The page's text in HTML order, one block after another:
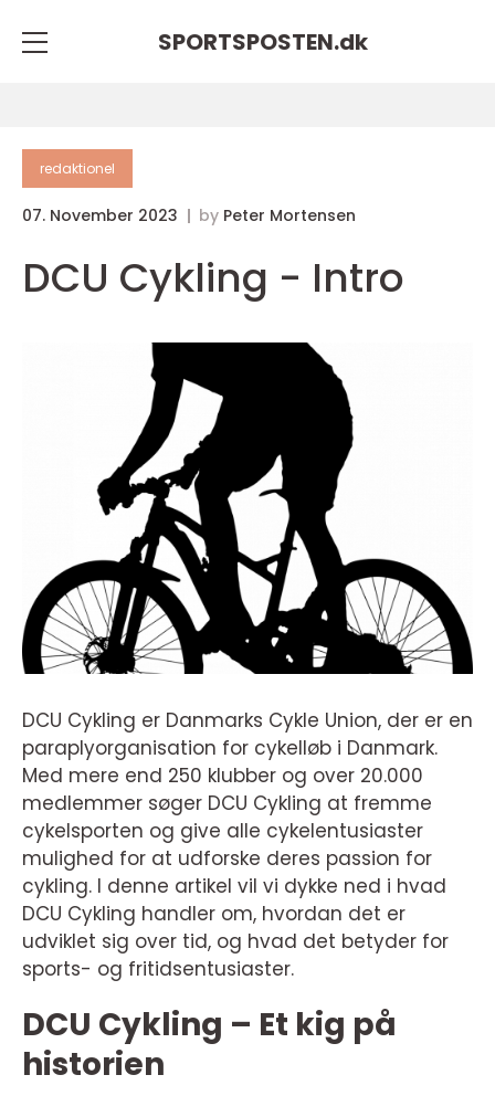
SPORTSPOSTEN.dk
redaktionel
07. November 2023 by Peter Mortensen
DCU Cykling - Intro
DCU Cykling er Danmarks Cykle Union, der er en
paraplyorganisation for cykelløb i Danmark.
Med mere end 250 klubber og over 20.000
medlemmer søger DCU Cykling at fremme
cykelsporten og give alle cykelentusiaster
mulighed for at udforske deres passion for
cykling. I denne artikel vil vi dykke ned i hvad
DCU Cykling handler om, hvordan det er
udviklet sig over tid, og hvad det betyder for
sports- og fritidsentusiaster.
DCU Cykling – Et kig på
historien